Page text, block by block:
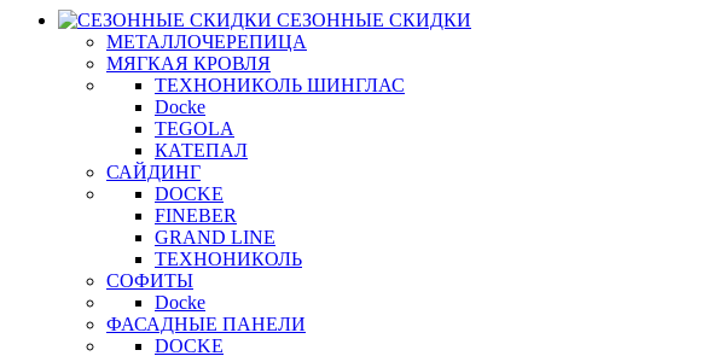
СЕЗОННЫЕ СКИДКИ
МЕТАЛЛОЧЕРЕПИЦА
МЯГКАЯ КРОВЛЯ
ТЕХНОНИКОЛЬ ШИНГЛАС
Docke
TEGOLA
КАТЕПАЛ
САЙДИНГ
DOCKE
FINEBER
GRAND LINE
ТЕХНОНИКОЛЬ
СОФИТЫ
Docke
ФАСАДНЫЕ ПАНЕЛИ
DOCKE